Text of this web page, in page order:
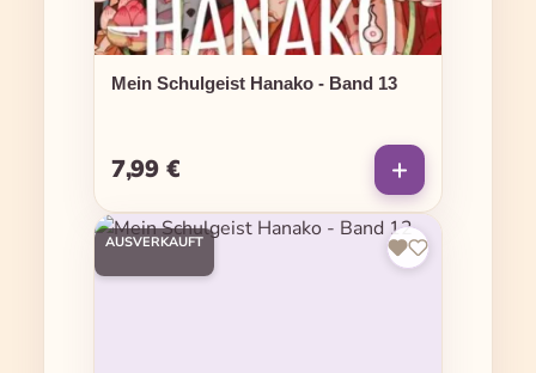
Mein Schulgeist Hanako - Band 13
Regulärer Preis:
7,99 €
AUSVERKAUFT